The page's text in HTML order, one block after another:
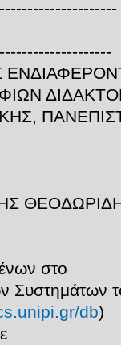
στο
Συστημάτων
db)